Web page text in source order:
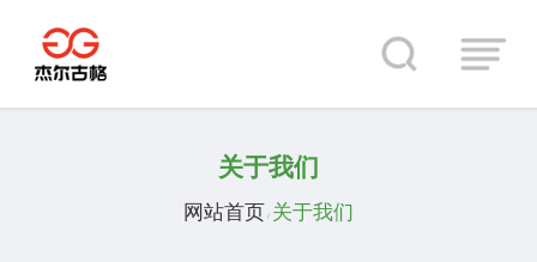
关于我们
网站首页 / 关于我们